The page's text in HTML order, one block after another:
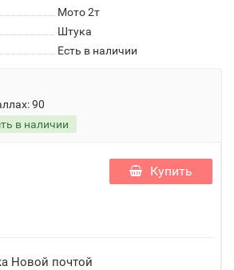
Мото 2т
Штука
Есть в наличии
90
в наличии
Купить
Новой почтой